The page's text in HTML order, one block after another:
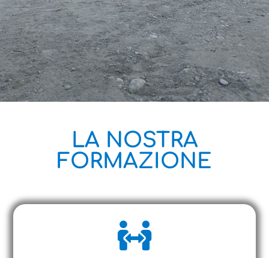
LA NOSTRA
FORMAZIONE